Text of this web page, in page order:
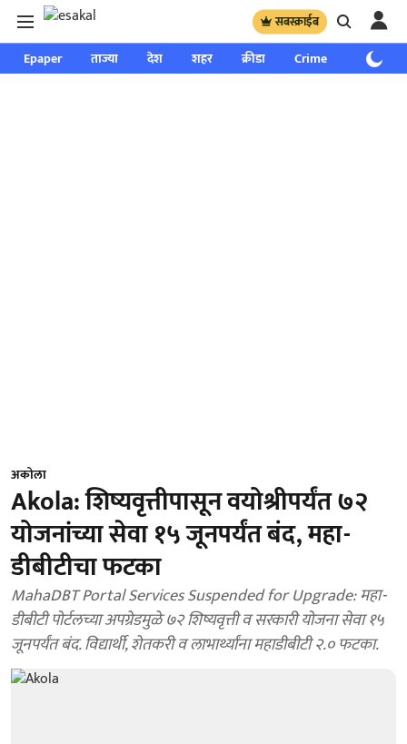
सबस्क्राईब
Epaper ताज्या देश शहर क्रीडा Crime साप्ताहिक
अकोला
Akola: शिष्यवृत्तीपासून वयोश्रीपर्यंत ७२
योजनांच्या सेवा १५ जूनपर्यंत बंद, महा-
डीबीटीचा फटका
MahaDBT Portal Services Suspended for Upgrade: महा-
डीबीटी पोर्टलच्या अपग्रेडमुळे ७२ शिष्यवृत्ती व सरकारी योजना सेवा १५
जूनपर्यंत बंद. विद्यार्थी, शेतकरी व लाभार्थ्यांना महाडीबीटी २.० फटका.